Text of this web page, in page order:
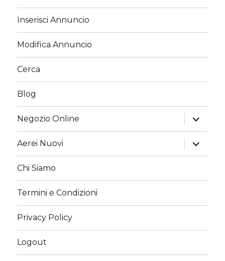
Inserisci Annuncio
Modifica Annuncio
Cerca
Blog
Negozio Online
apri
i
menu
child
Aerei Nuovi
apri
i
menu
Chi Siamo
Termini e Condizioni
Privacy Policy
Logout